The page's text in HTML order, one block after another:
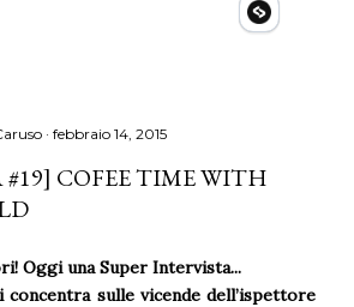
febbraio 14, 2015
COFEE TIME WITH
Oggi una Super Intervista...
sulle vicende dell’ispettore